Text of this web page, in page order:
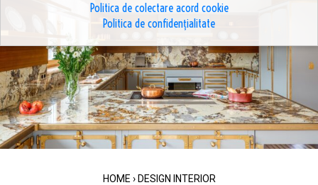
HOME › DESIGN INTERIOR
Politica de colectare acord cookie
Politica de confidențialitate